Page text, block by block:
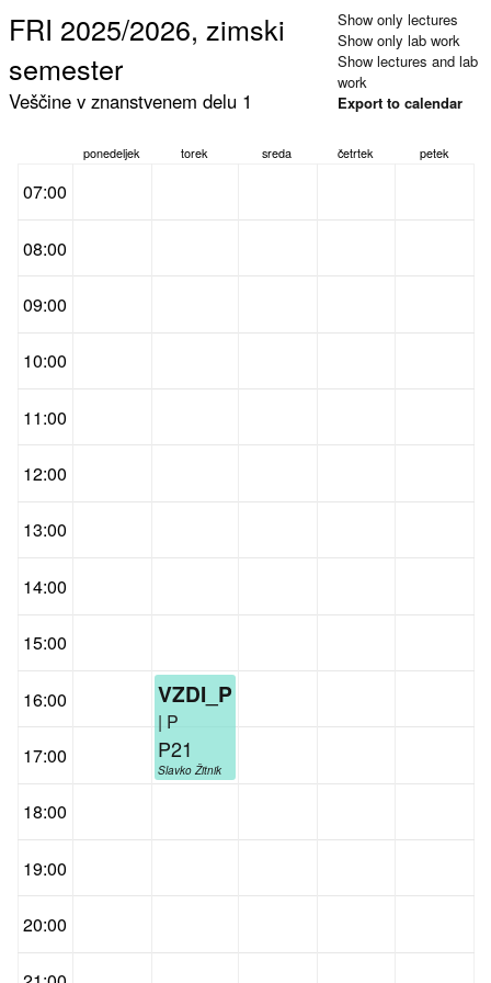
FRI 2025/2026, zimski
semester
Veščine v znanstvenem delu 1
Show only lectures
Show only lab work
Show lectures and lab
work
Export to calendar
ponedeljek torek sreda četrtek petek
07:00
08:00
09:00
10:00
11:00
12:00
13:00
14:00
15:00
16:00
17:00
18:00
19:00
20:00
VZDI_P
| P
P21
Slavko Žitnik